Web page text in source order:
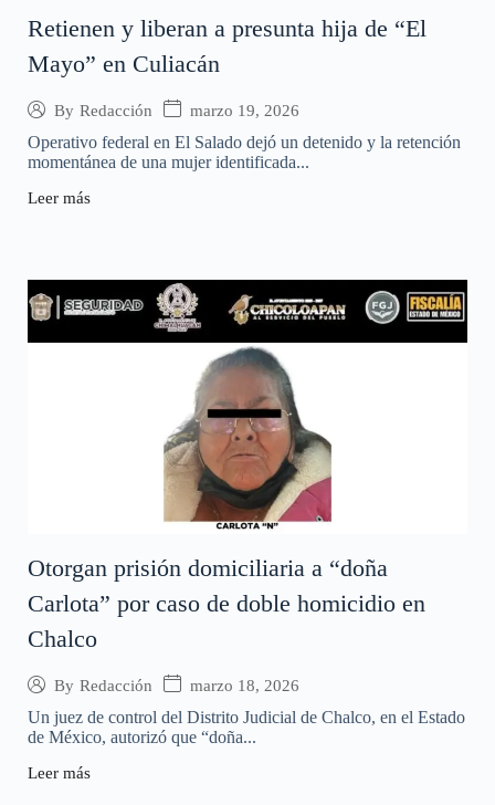
Retienen y liberan a presunta hija de “El
Mayo” en Culiacán
By Redacción marzo 19, 2026
Operativo federal en El Salado dejó un detenido y la retención
momentánea de una mujer identificada...
Leer más
Otorgan prisión domiciliaria a “doña
Carlota” por caso de doble homicidio en
Chalco
By Redacción marzo 18, 2026
Un juez de control del Distrito Judicial de Chalco, en el Estado
de México, autorizó que “doña...
Leer más